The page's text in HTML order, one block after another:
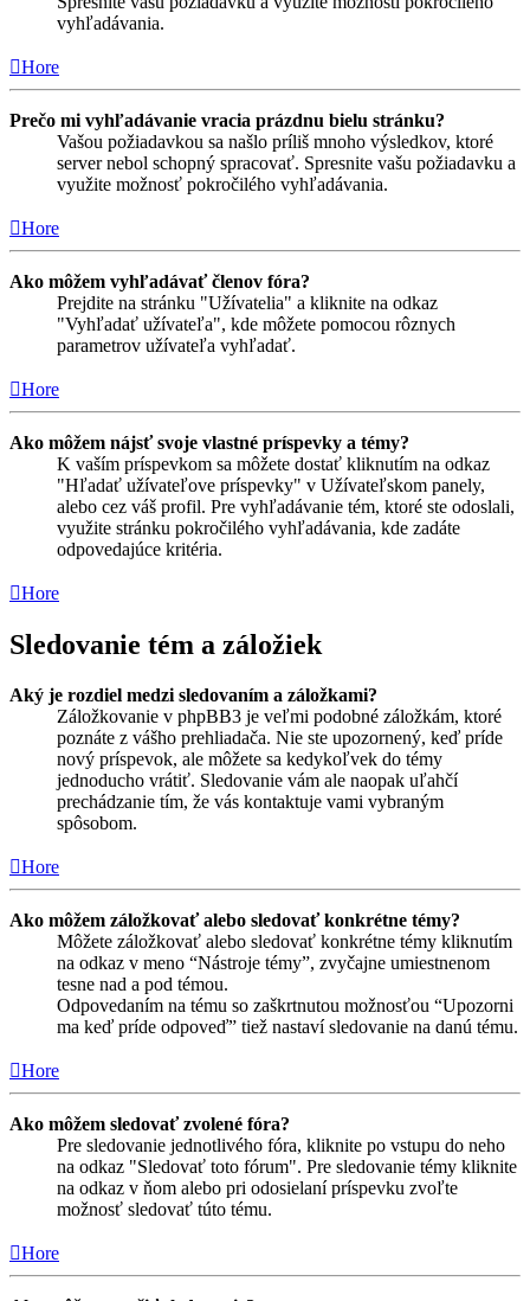
vyhľadávania.
Hore
Prečo mi vyhľadávanie vracia prázdnu bielu stránku?
Vašou požiadavkou sa našlo príliš mnoho výsledkov, ktoré
server nebol schopný spracovať. Spresnite vašu požiadavku a
využite možnosť pokročilého vyhľadávania.
Hore
Ako môžem vyhľadávať členov fóra?
Prejdite na stránku "Užívatelia" a kliknite na odkaz
"Vyhľadať užívateľa", kde môžete pomocou rôznych
parametrov užívateľa vyhľadať.
Hore
Ako môžem nájsť svoje vlastné príspevky a témy?
K vaším príspevkom sa môžete dostať kliknutím na odkaz
"Hľadať užívateľove príspevky" v Užívateľskom panely,
alebo cez váš profil. Pre vyhľadávanie tém, ktoré ste odoslali,
využite stránku pokročilého vyhľadávania, kde zadáte
odpovedajúce kritéria.
Hore
Sledovanie tém a záložiek
Aký je rozdiel medzi sledovaním a záložkami?
Záložkovanie v phpBB3 je veľmi podobné záložkám, ktoré
poznáte z vášho prehliadača. Nie ste upozornený, keď príde
nový príspevok, ale môžete sa kedykoľvek do témy
jednoducho vrátiť. Sledovanie vám ale naopak uľahčí
prechádzanie tím, že vás kontaktuje vami vybraným
spôsobom.
Hore
Ako môžem záložkovať alebo sledovať konkrétne témy?
Môžete záložkovať alebo sledovať konkrétne témy kliknutím
na odkaz v meno “Nástroje témy”, zvyčajne umiestnenom
tesne nad a pod témou.
Odpovedaním na tému so zaškrtnutou možnosťou “Upozorni
ma keď príde odpoveď” tiež nastaví sledovanie na danú tému.
Hore
Ako môžem sledovať zvolené fóra?
Pre sledovanie jednotlivého fóra, kliknite po vstupu do neho
na odkaz "Sledovať toto fórum". Pre sledovanie témy kliknite
na odkaz v ňom alebo pri odosielaní príspevku zvoľte
možnosť sledovať túto tému.
Hore